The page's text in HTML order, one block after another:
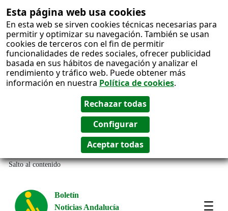
Esta página web usa cookies
En esta web se sirven cookies técnicas necesarias para
permitir y optimizar su navegación. También se usan
cookies de terceros con el fin de permitir
funcionalidades de redes sociales, ofrecer publicidad
basada en sus hábitos de navegación y analizar el
rendimiento y tráfico web. Puede obtener más
información en nuestra Política de cookies.
Salto al contenido
Boletín
Noticias Andalucía